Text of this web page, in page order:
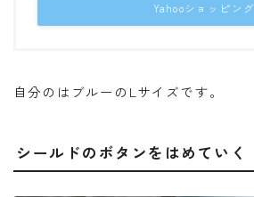
Yahooショッピング
自分のはブルーのLサイズです。
シールドのボタンをはめていく